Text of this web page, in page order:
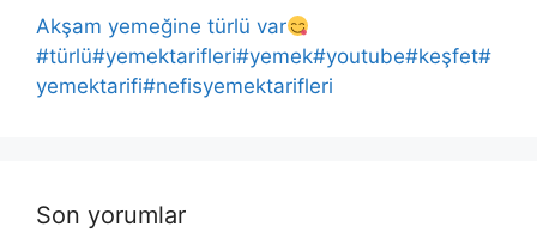
Akşam yemeğine türlü var
#türlü#yemektarifleri#yemek#youtube#keşfet#
yemektarifi#nefisyemektarifleri
Son yorumlar